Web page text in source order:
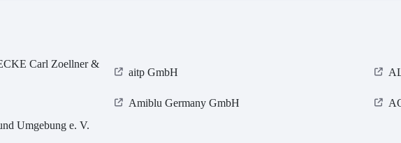
Carl Zoellner &
aitp GmbH
Amiblu Germany GmbH
Umgebung e. V.